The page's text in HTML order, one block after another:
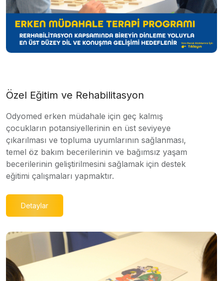
Özel Eğitim ve Rehabilitasyon
Odyomed erken müdahale için geç kalmış
çocukların potansiyellerinin en üst seviyeye
çıkarılması ve topluma uyumlarının sağlanması,
temel öz bakım becerilerinin ve bağımsız yaşam
becerilerinin geliştirilmesini sağlamak için destek
eğitimi çalışmaları yapmaktır.
Detaylar